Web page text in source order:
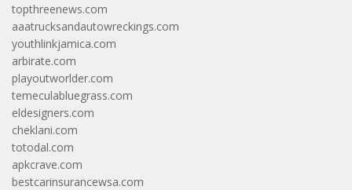
topthreenews.com
aaatrucksandautowreckings.com
youthlinkjamica.com
arbirate.com
playoutworlder.com
temeculabluegrass.com
eldesigners.com
cheklani.com
totodal.com
apkcrave.com
bestcarinsurancewsa.com